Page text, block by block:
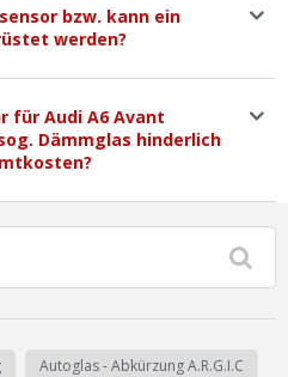
schon dabei?
Login
bzw. kann ein
werden?
für Audi A6 Avant
Dämmglas hinderlich
Autoglas - Abkürzung A.R.G.I.C